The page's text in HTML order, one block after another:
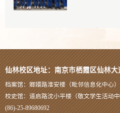
仙林校区地址：南京市栖霞区仙林大
档案馆：嫏嬛路淮安楼（毗邻信息化中心）
校史馆：道启路沈小平楼（敬文学生活动
(86)-25-89680692